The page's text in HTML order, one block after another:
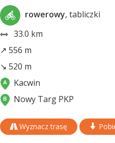
rowerowy, tabliczki
33.0 km
↗ 556 m
↘ 520 m
Kacwin
Nowy Targ PKP
Wyznacz trasę